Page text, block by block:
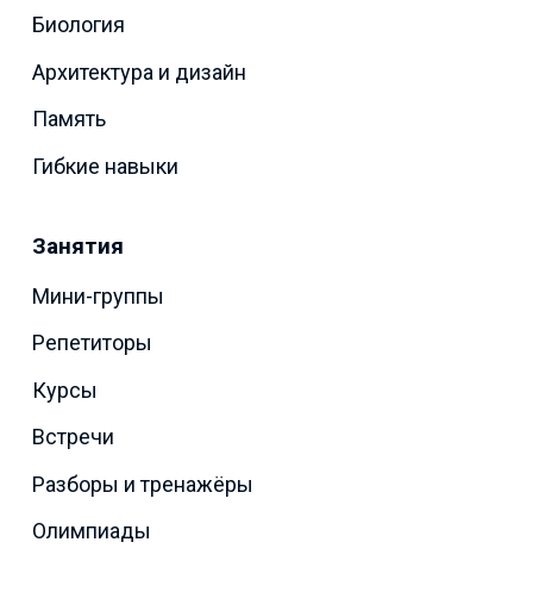
Биология
Архитектура и дизайн
Память
Гибкие навыки
Занятия
Мини-группы
Репетиторы
Курсы
Встречи
Разборы и тренажёры
Олимпиады